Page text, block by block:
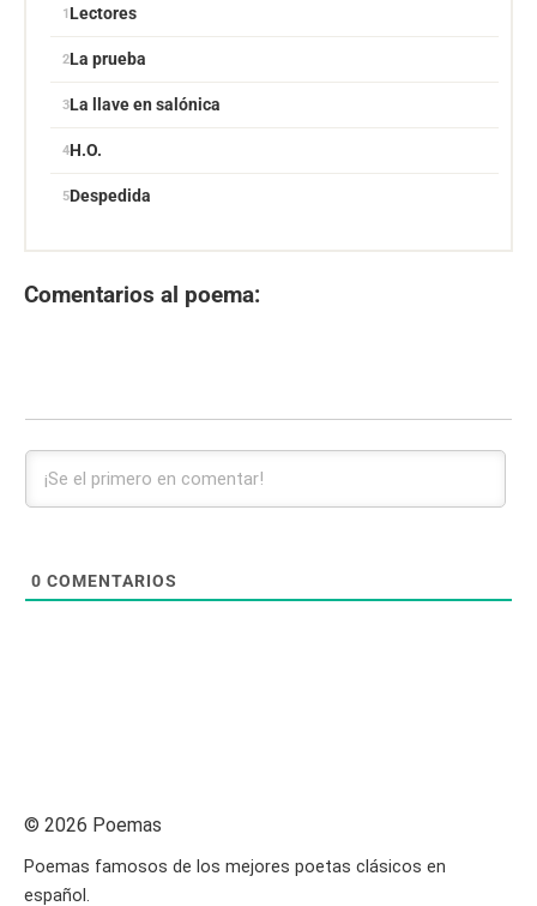
Lectores
La prueba
La llave en salónica
H.O.
Despedida
Comentarios al poema:
0 COMENTARIOS
© 2026 Poemas
Poemas famosos de los mejores poetas clásicos en
español.